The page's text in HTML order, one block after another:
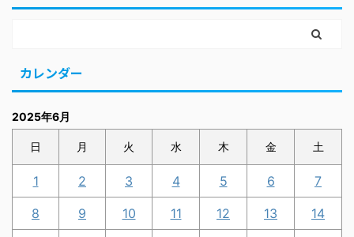
カレンダー
2025年6月
日 月 火 水 木 金 土
1 2 3 4 5 6 7
8 9 10 11 12 13 14